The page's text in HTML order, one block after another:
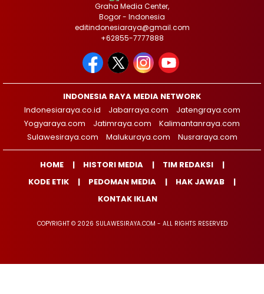
Graha Media Center,
Bogor - Indonesia
editindonesiaraya@gmail.com
+62855-7777888
INDONESIA RAYA MEDIA NETWORK
Indonesiaraya.co.id
Jabarraya.com
Jatengraya.com
Yogyaraya.com
Jatimraya.com
Kalimantanraya.com
Sulawesiraya.com
Malukuraya.com Nusraraya.com
HOME HISTORI MEDIA
TIM REDAKSI
KODE ETIK
PEDOMAN MEDIA
HAK JAWAB
KONTAK IKLAN
COPYRIGHT © 2026 SULAWESIRAYA.COM - ALL RIGHTS RESERVED